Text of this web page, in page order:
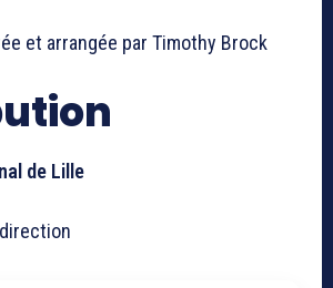
et arrangée par Timothy Brock
de Lille